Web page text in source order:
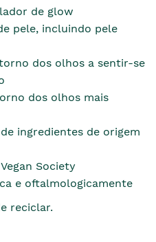
de glow
pele, incluindo pele
dos olhos a sentir-se
dos olhos mais
ingredientes de origem
Society
e oftalmologicamente
reciclar.